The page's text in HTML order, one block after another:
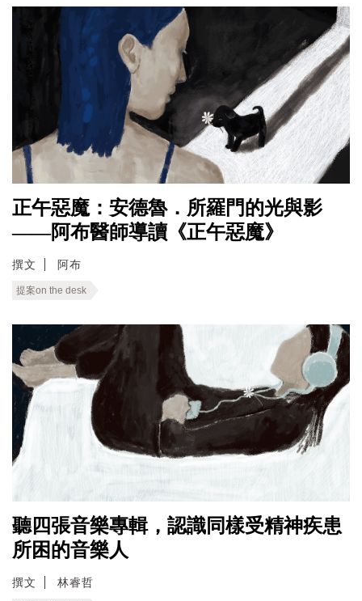
正午惡魔：安德魯．所羅門的光與影
——阿布醫師導讀《正午惡魔》
撰文 阿布
提案on the desk
聽四張音樂專輯，認識同樣受精神疾患
所困的音樂人
撰文 林睿哲